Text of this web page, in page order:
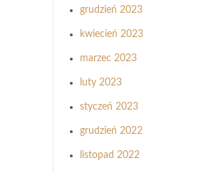
grudzień 2023
kwiecień 2023
marzec 2023
luty 2023
styczeń 2023
grudzień 2022
listopad 2022